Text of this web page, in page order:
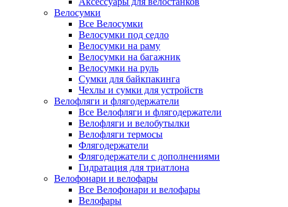
Велосумки
Все Велосумки
Велосумки под седло
Велосумки на раму
Велосумки на багажник
Велосумки на руль
Сумки для байкпакинга
Чехлы и сумки для устройств
Велофляги и флягодержатели
Все Велофляги и флягодержатели
Велофляги и велобутылки
Велофляги термосы
Флягодержатели
Флягодержатели с дополнениями
Гидратация для триатлона
Велофонари и велофары
Все Велофонари и велофары
Велофары